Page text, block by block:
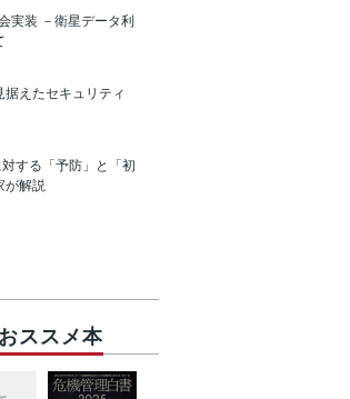
実装 －衛星データ利
据えたセキュリティ
対する「予防」と「初
が解説
ススメ本